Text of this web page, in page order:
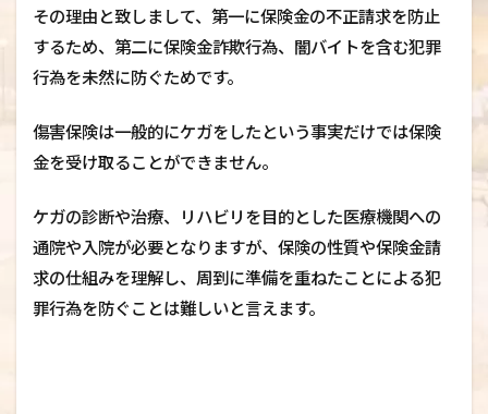
その理由と致しまして、第一に保険金の不正請求を防止
するため、第二に保険金詐欺行為、闇バイトを含む犯罪
行為を未然に防ぐためです。
傷害保険は一般的にケガをしたという事実だけでは保険
金を受け取ることができません。
ケガの診断や治療、リハビリを目的とした医療機関への
通院や入院が必要となりますが、保険の性質や保険金請
求の仕組みを理解し、周到に準備を重ねたことによる犯
罪行為を防ぐことは難しいと言えます。